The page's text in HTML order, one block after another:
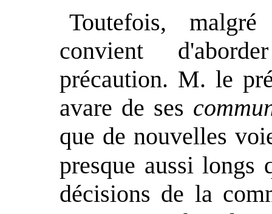
Toutefois,
convient
précaution. M. le
avare de ses
que de nouvelles
presque aussi
décisions de la